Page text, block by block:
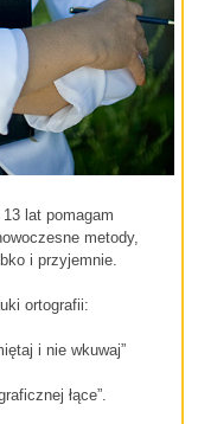
lat pomagam
metody,
i przyjemnie.
ortografii:
i nie wkuwaj”
łące”.